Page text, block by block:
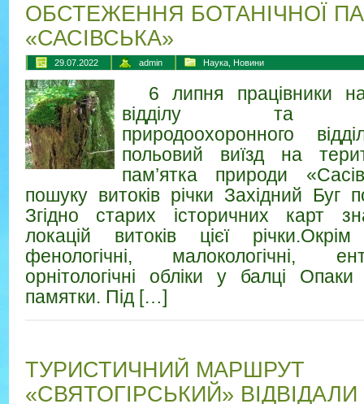
ОБСТЕЖЕННЯ БОТАНІЧНОЇ
«САСІВСЬКА»
29.07.2022 admin Наука Новини
6 липня працівники
відділу та
природоохоронного
польовий виїзд на
пам’ятка природи
пошуку витоків річки Західний Буг
Згідно старих історичних карт
локацій витоків цієї
фенологічні, малокологічні,
орнітологічні обліки у балці
памятки. Під […]
ТУРИСТИЧНИЙ МАРШРУТ
«СВЯТОГІРСЬКИЙ»